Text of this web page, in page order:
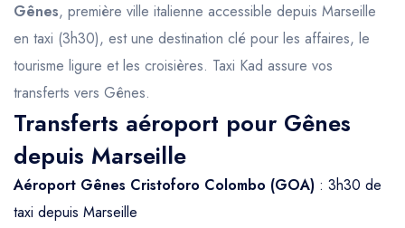
Gênes, première ville italienne accessible depuis Marseille
en taxi (3h30), est une destination clé pour les affaires, le
tourisme ligure et les croisières. Taxi Kad assure vos
transferts vers Gênes.
Transferts aéroport pour Gênes
depuis Marseille
Aéroport Gênes Cristoforo Colombo (GOA) : 3h30 de
taxi depuis Marseille